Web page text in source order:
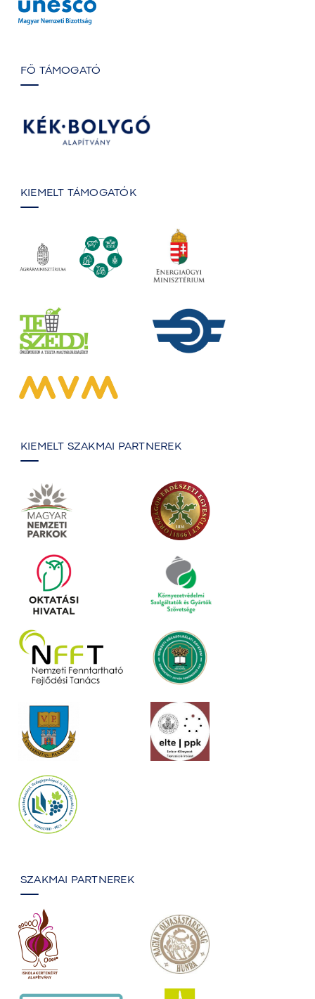
FŐ TÁMOGATÓ
KIEMELT TÁMOGATÓK
KIEMELT SZAKMAI PARTNEREK
SZAKMAI PARTNEREK